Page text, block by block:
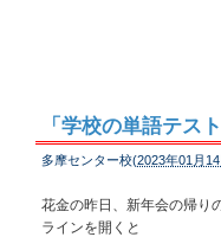
「学校の単語テス
多摩センター校(2023年01月14
花金の昨日、新年会の帰り
ラインを開くと